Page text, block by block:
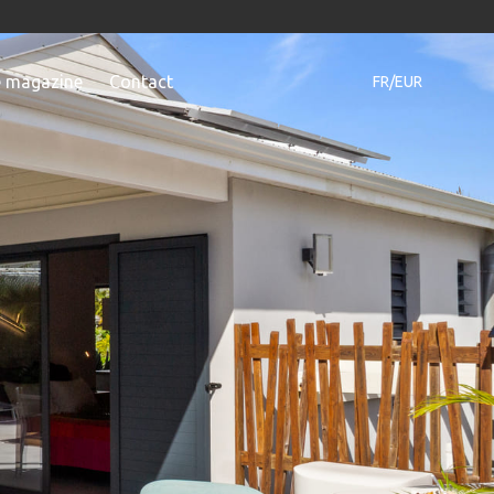
magazine Contact FR/EUR